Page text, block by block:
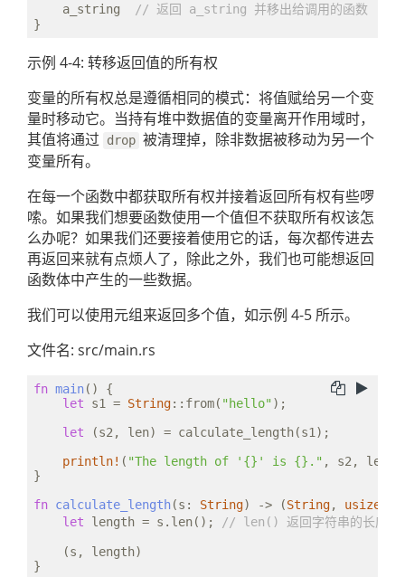
    a_string
// 返回 a_string 并移出给调用的函数
示例 4-4: 转移返回值的所有权
变量的所有权总是遵循相同的模式：将值赋给另一个变
量时移动它。当持有堆中数据值的变量离开作用域时，
其值将通过
drop 被清理掉，除非数据被移动为另一个
变量所有。
在每一个函数中都获取所有权并接着返回所有权有些啰
嗦。如果我们想要函数使用一个值但不获取所有权该怎
么办呢？如果我们还要接着使用它的话，每次都传进去
再返回来就有点烦人了，除此之外，我们也可能想返回
函数体中产生的一些数据。
我们可以使用元组来返回多个值，如示例 4-5 所示。
文件名: src/main.rs
fn main() {
let s1 = String::from( "hello");
let (s2, len) = calculate_length(s1);
println! ( "The length of '{}' is {}." , s2, len);
}
fn calculate_length(s: String) -> (String, usize
let length = s.len(); // len() 返回字符串的长度
    (s, length)